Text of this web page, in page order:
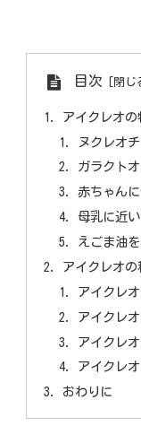
目次
アイクレオの
ヌクレオ
ガラクト
赤ちゃん
母乳に近
えごま油
アイクレオの
アイクレ
アイクレ
アイクレ
アイクレ
おわりに